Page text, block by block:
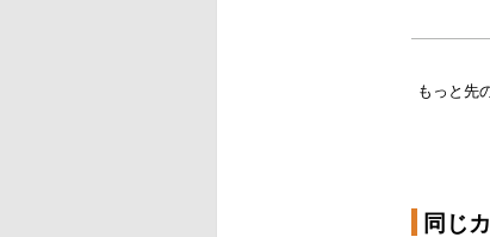
もっと先
同じ